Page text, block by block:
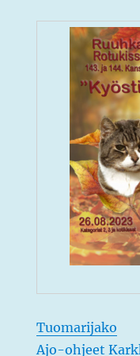
Tuomarijako
Ajo-ohjeet